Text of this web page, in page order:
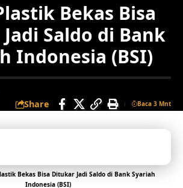
Bekas Bisa
Saldo di Bank
Indonesia (BSI)
Share Baca 3 Mnt
Bekas Bisa Ditukar Jadi Saldo di Bank Syariah
Indonesia (BSI)